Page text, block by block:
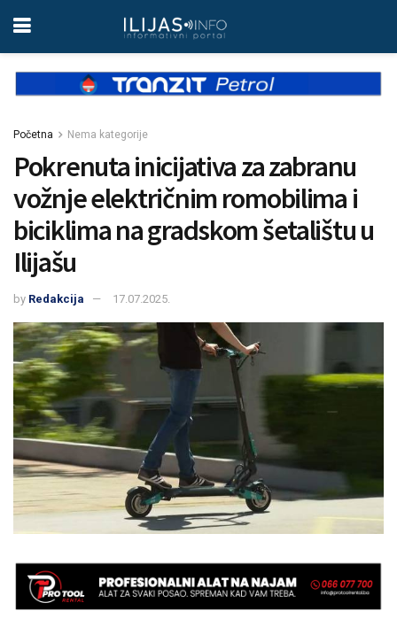
Početna Nema kategorije
Pokrenuta inicijativa za zabranu
vožnje električnim romobilima i
biciklima na gradskom šetalištu u
Ilijašu
by Redakcija 17.07.2025.